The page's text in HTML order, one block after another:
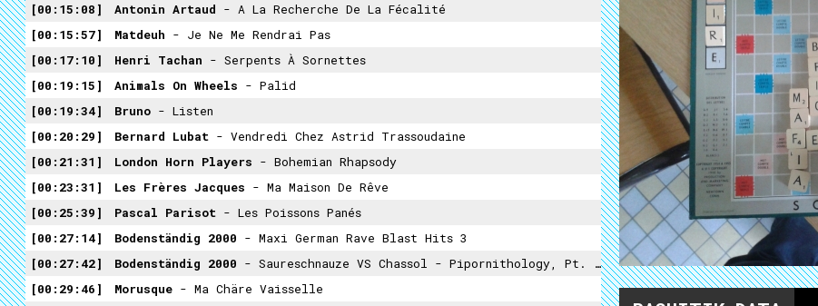
00:15:08
Antonin Artaud - A La Recherche De La Fécalité
00:15:57
Matdeuh - Je Ne Me Rendrai Pas
00:17:10
Henri Tachan - Serpents À Sornettes
00:19:15
Animals On Wheels - Palid
00:19:34
Bruno - Listen
00:20:29
Bernard Lubat - Vendredi Chez Astrid Trassoudaine
00:21:31
London Horn Players - Bohemian Rhapsody
00:23:31
Les Frères Jacques - Ma Maison De Rêve
00:25:39
Pascal Parisot - Les Poissons Panés
00:27:14
Bodenständig 2000 - Maxi German Rave Blast Hits 3
00:27:42
Bodenständig 2000 - Saureschnauze VS Chassol - Pipornithology, Pt. II
00:29:46
Morusque - Ma Chäre Vaisselle